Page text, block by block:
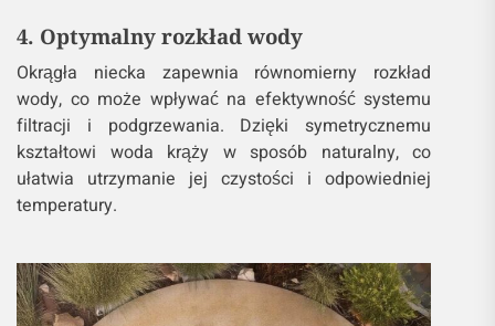
4. Optymalny rozkład wody
Okrągła niecka zapewnia równomierny rozkład
wody, co może wpływać na efektywność systemu
filtracji i podgrzewania. Dzięki symetrycznemu
kształtowi woda krąży w sposób naturalny, co
ułatwia utrzymanie jej czystości i odpowiedniej
temperatury.